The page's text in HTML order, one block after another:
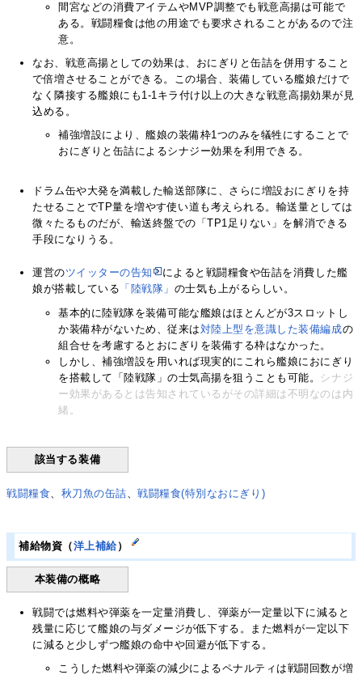
間宮などの消費アイテムやMVP調整でも戦意高揚は可能で
ある。戦闘糧食は他の用途でも要求されることがあるので注
意。
なお、戦意高揚としての効果は、おにぎりと缶詰を併用すること
で倍増させることができる。この場合、装備している艦娘だけで
なく隣接する艦娘にも1-1キラ付け以上の大きな戦意高揚効果が見
込める。
補強増設により、艦娘の装備枠1つのみを犠牲にすることで
おにぎりと缶詰によるシナジー効果を利用できる。
ドラム缶や大発を満載した輸送部隊に、さらに増設おにぎりを持
たせることでTP量を増やす使い道も考えられる。輸送量としては
微々たるものだが、輸送終盤での「TP1足りない」を解消できる
手段になりうる。
運営のツイッターの告知
によると戦闘糧食や缶詰を消費した艦
娘が搭載している 「陸戦隊」 の士気も上がるらしい。
基本的に陸戦隊を装備可能な艦娘はほとんどが3スロットし
か装備枠がないため、従来は対陸上型を意識した装備編成の
組合せを考慮するとおにぎりを装備する枠はなかった。
しかし、補強増設を用いれば現実的にこれら艦娘におにぎり
を搭載して「陸戦隊」の士気高揚を狙うことも可能。
シナジ
ー効果があるとは告知されているがその詳細は不明なのは内
緒。
該当する装備
戦闘糧食 秋刀魚の缶詰 、戦闘糧食(特別なおにぎり)
補給物資（洋上補給）
本装備の概略
戦闘では燃料や弾薬を一定量消費し、弾薬が一定量以下に減ると
残量に応じて艦娘の与ダメージが低下する。また燃料が一定以下
に減ると少しずつ艦娘の命中や回避が低下する。
こうした燃料や弾薬の減少によるペナルティは戦闘回数が増